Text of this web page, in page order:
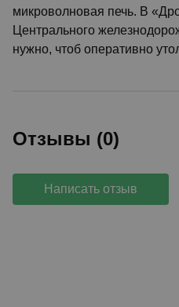
микроволновая печь. В
Центрального
нужно, чтоб оперативно
Отзывы (0)
Написать отзыв